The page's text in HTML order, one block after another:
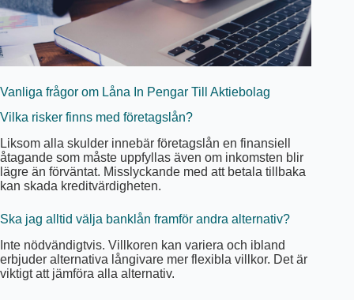
Vanliga frågor om Låna In Pengar Till Aktiebolag
Vilka risker finns med företagslån?
Liksom alla skulder innebär företagslån en finansiell
åtagande som måste uppfyllas även om inkomsten blir
lägre än förväntat. Misslyckande med att betala tillbaka
kan skada kreditvärdigheten.
Ska jag alltid välja banklån framför andra alternativ?
Inte nödvändigtvis. Villkoren kan variera och ibland
erbjuder alternativa långivare mer flexibla villkor. Det är
viktigt att jämföra alla alternativ.